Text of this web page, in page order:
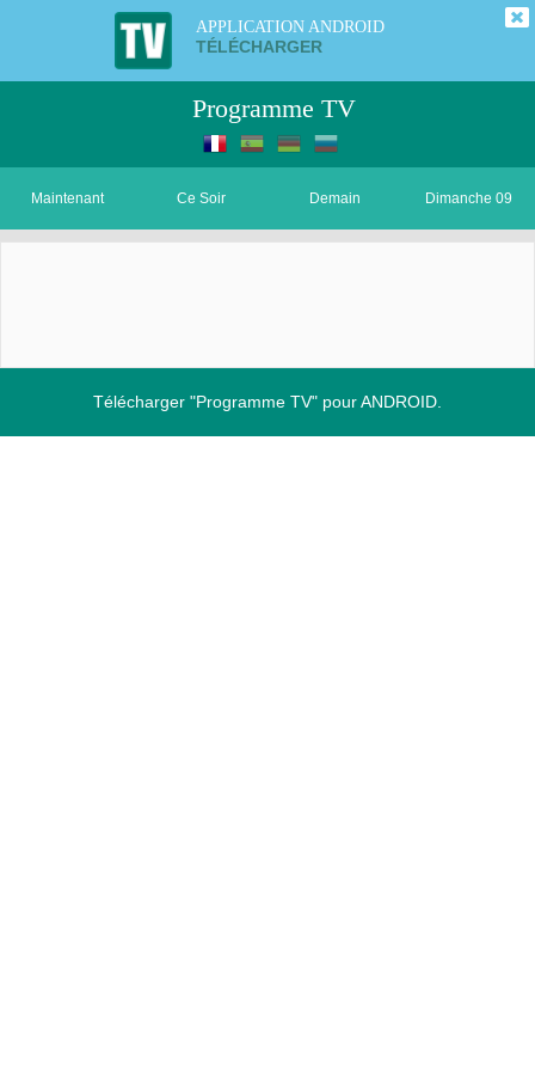
APPLICATION ANDROID
TÉLÉCHARGER
Programme TV
Maintenant Ce Soir Demain Dimanche 09
Télécharger "Programme TV" pour ANDROID.